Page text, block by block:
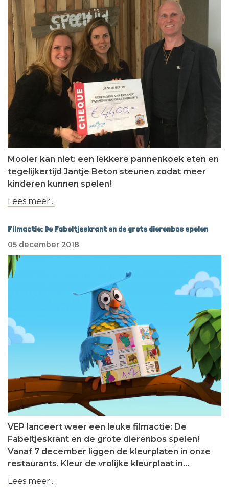
Mooier kan niet: een lekkere pannenkoek eten en
tegelijkertijd Jantje Beton steunen zodat meer
kinderen kunnen spelen!
Lees meer...
Filmactie: De Fabeltjeskrant en de grote dierenbos spelen
05 december 2018
VEP lanceert weer een leuke filmactie: De
Fabeltjeskrant en de grote dierenbos spelen!
Vanaf 7 december liggen de kleurplaten in onze
restaurants. Kleur de vrolijke kleurplaat in…
Lees meer...